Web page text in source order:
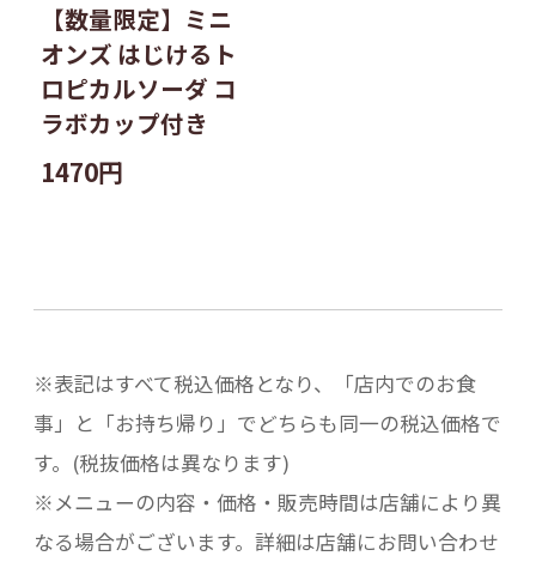
【数量限定】ミニ
オンズ はじけるト
ロピカルソーダ コ
ラボカップ付き
1470円
※表記はすべて税込価格となり、「店内でのお食
事」と「お持ち帰り」でどちらも同一の税込価格で
す。(税抜価格は異なります)
※メニューの内容・価格・販売時間は店舗により異
なる場合がございます。詳細は店舗にお問い合わせ